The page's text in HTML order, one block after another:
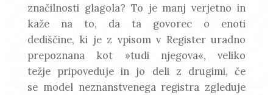
značilnosti glagola? To je manj verjetno in
kaže na to, da ta govorec o enoti
dediščine, ki je z vpisom v Register uradno
prepoznana kot »tudi njegova«, veliko
težje pripoveduje in jo deli z drugimi, če
se model neznanstvenega registra zgleduje